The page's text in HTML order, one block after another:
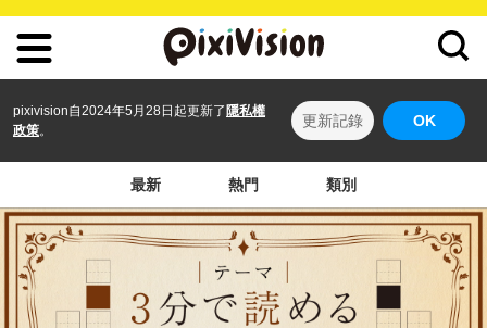
pixivision自2024年5月28日起更新了 隱私權
政策。
更新記錄 OK
最新 熱門 類別